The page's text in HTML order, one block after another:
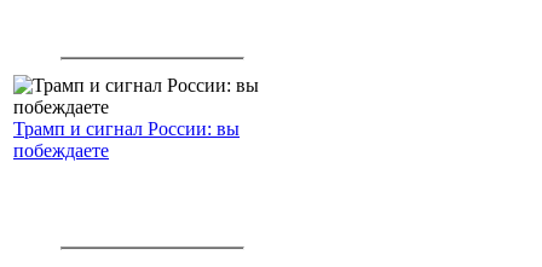
Трамп и сигнал России: вы
побеждаете